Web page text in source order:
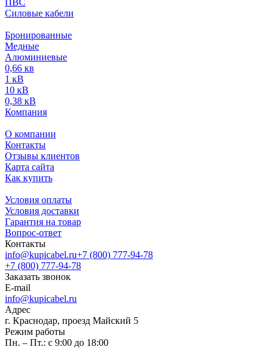
ПВС
Силовые кабели
Бронированные
Медные
Алюминиевые
0,66 кв
1 кВ
10 кВ
0,38 кВ
Компания
О компании
Контакты
Отзывы клиентов
Карта сайта
Как купить
Условия оплаты
Условия доставки
Гарантия на товар
Вопрос-ответ
Контакты
info@kupicabel.ru+7 (800) 777-94-78
+7 (800) 777-94-78
Заказать звонок
E-mail
info@kupicabel.ru
Адрес
г. Краснодар, проезд Майский 5
Режим работы
Пн. – Пт.: с 9:00 до 18:00